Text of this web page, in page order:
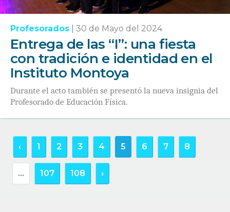
Profesorados 30 de Mayo del 2024
Entrega de las “I”: una fiesta
con tradición e identidad en el
Instituto Montoya
Durante el acto también se presentó la nueva insignia del
Profesorado de Educación Física.
‹ 1 2 3 4 5 6 7 8
... 107 108 ›